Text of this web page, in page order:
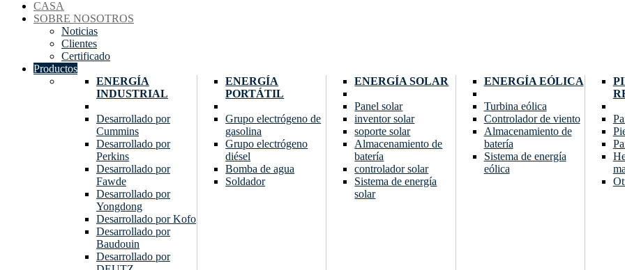
CASA
SOBRE NOSOTROS
Noticias
Clientes
Certificado
Productos
ENERGÍA
INDUSTRIAL
Desarrollado por
Cummins
Desarrollado por
Perkins
Desarrollado por
Fawde
Desarrollado por
Yongdong
Desarrollado por Kofo
Desarrollado por
Baudouin
Desarrollado por
ENERGÍA
PORTÁTIL
Grupo electrógeno de
gasolina
Grupo electrógeno
diésel
Bomba de agua
Soldador
ENERGÍA SOLAR
Panel solar
inventor solar
soporte solar
Almacenamiento de
batería
controlador solar
Sistema de energía
solar
ENERGÍA EÓLICA
Turbina eólica
Controlador de viento
Almacenamiento de
batería
Sistema de energía
eólica